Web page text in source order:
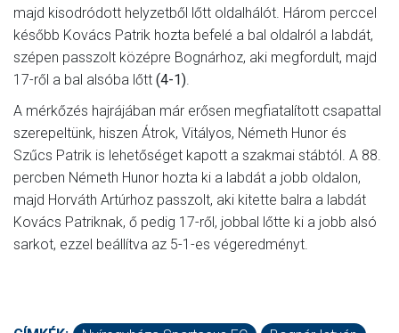
majd kisodródott helyzetből lőtt oldalhálót. Három perccel
később Kovács Patrik hozta befelé a bal oldalról a labdát,
szépen passzolt középre Bognárhoz, aki megfordult, majd
17-ről a bal alsóba lőtt (4-1).
A mérkőzés hajrájában már erősen megfiatalított csapattal
szerepeltünk, hiszen Átrok, Vitályos, Németh Hunor és
Szűcs Patrik is lehetőséget kapott a szakmai stábtól. A 88.
percben Németh Hunor hozta ki a labdát a jobb oldalon,
majd Horváth Artúrhoz passzolt, aki kitette balra a labdát
Kovács Patriknak, ő pedig 17-ről, jobbal lőtte ki a jobb alsó
sarkot, ezzel beállítva az 5-1-es végeredményt.